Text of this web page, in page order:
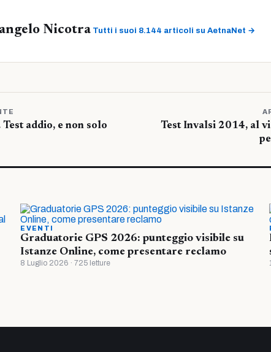
Nicotra Tutti i suoi 8.144 articoli su AetnaNet →
addio, e non solo
Test Invalsi 2014, al
EVENTI
Graduatorie GPS 2026: punteggio visibile su
Istanze Online, come presentare reclamo
8 Luglio 2026 · 725 letture